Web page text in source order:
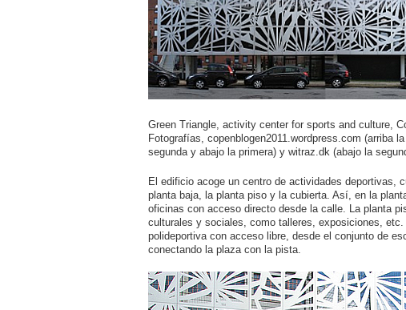
Green Triangle, activity center for sports and culture,
Fotografías, copenblogen2011.wordpress.com (arriba
segunda y abajo la primera) y witraz.dk (abajo la
El edificio acoge un centro de actividades deportivas,
planta baja, la planta piso y la cubierta. Así, en la
oficinas con acceso directo desde la calle. La planta
culturales y sociales, como talleres, exposiciones,
polideportiva con acceso libre, desde el conjunto de
conectando la plaza con la pista.